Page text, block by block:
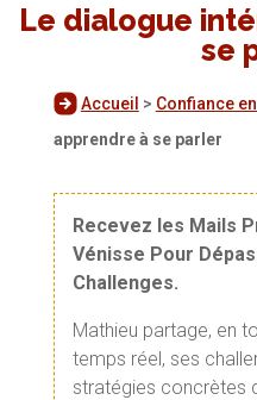
Le dialogue
se
Accueil > Confiance
apprendre à se parler
Recevez les Mails
Vénisse Pour
Challenges.
Mathieu partage, en
temps réel, ses
stratégies concrètes